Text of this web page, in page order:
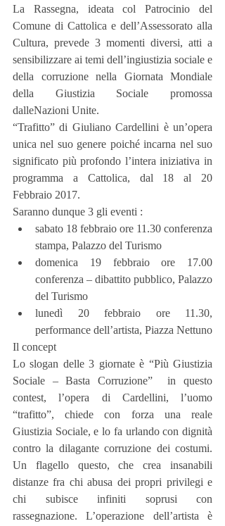
La Rassegna, ideata col Patrocinio del
Comune di Cattolica e dell’Assessorato alla
Cultura, prevede 3 momenti diversi, atti a
sensibilizzare ai temi dell’ingiustizia sociale e
della corruzione nella Giornata Mondiale
della Giustizia Sociale promossa
dalleNazioni Unite.
“Trafitto” di Giuliano Cardellini è un’opera
unica nel suo genere poiché incarna nel suo
significato più profondo l’intera iniziativa in
programma a Cattolica, dal 18 al 20
Febbraio 2017.
Saranno dunque 3 gli eventi :
sabato 18 febbraio ore 11.30 conferenza
stampa, Palazzo del Turismo
domenica 19 febbraio ore 17.00
conferenza – dibattito pubblico, Palazzo
del Turismo
lunedì 20 febbraio ore 11.30,
Il concept
Lo slogan delle 3 giornate è “Più Giustizia
Sociale – Basta Corruzione”  in questo
contest, l’opera di Cardellini, l’uomo
“trafitto”, chiede con forza una reale
Giustizia Sociale, e lo fa urlando con dignità
contro la dilagante corruzione dei costumi.
Un flagello questo, che crea insanabili
distanze fra chi abusa dei propri privilegi e
chi subisce infiniti soprusi con
rassegnazione. L’operazione dell’artista è